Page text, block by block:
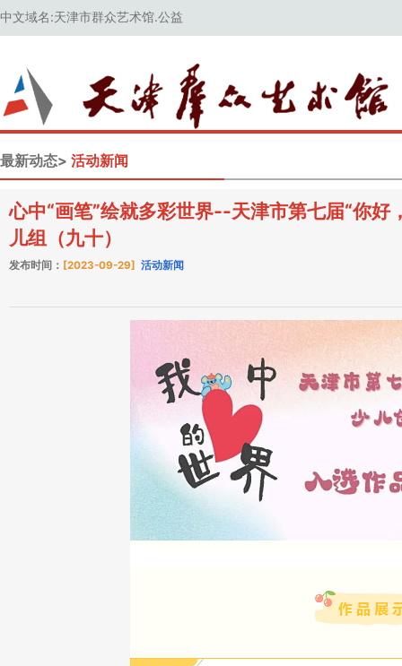
中文域名:天津市群众艺术馆.公益
最新动态> 活动新闻
心中“画笔”绘就多彩世界--天津市第七届“你好
儿组（九十）
发布时间： [2023-09-29] 活动新闻